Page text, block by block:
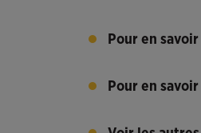
Pour en
Pour en